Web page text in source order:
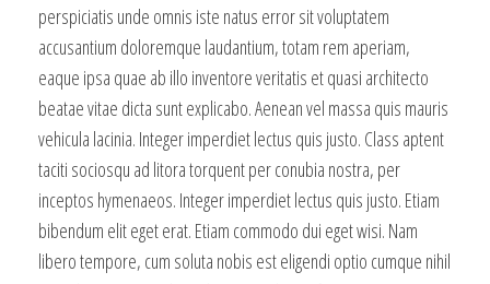
perspiciatis unde omnis iste natus error sit voluptatem
accusantium doloremque laudantium, totam rem aperiam,
eaque ipsa quae ab illo inventore veritatis et quasi architecto
beatae vitae dicta sunt explicabo. Aenean vel massa quis mauris
vehicula lacinia. Integer imperdiet lectus quis justo. Class aptent
taciti sociosqu ad litora torquent per conubia nostra, per
inceptos hymenaeos. Integer imperdiet lectus quis justo. Etiam
bibendum elit eget erat. Etiam commodo dui eget wisi. Nam
libero tempore, cum soluta nobis est eligendi optio cumque nihil